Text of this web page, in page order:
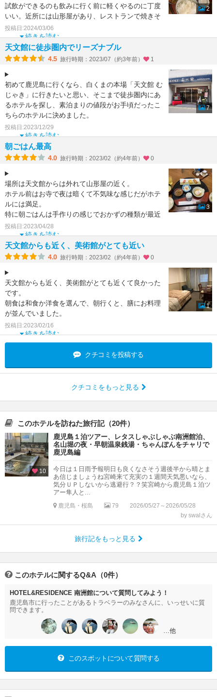
試飲ができるのも飲みに行く前に軽くやるのに丁度
いい。近所には山形屋があり、レストランで焼きそ
ばを食べるのもいい
続きを読む
投稿日:2024/03/06
2
天文館に徒歩圏内でリーズナブル
4.5 旅行時期：2023/07（約3年前） 1
初めて鹿児島に行くなら、白くまの本場「天文館 む
じゃき」に行きたいと思い、そこまで徒歩圏内にあ
るホテルを探し、素泊まりの値段がお手頃だったこ
ちらのホテルに決めました。
ホテルに入ると西郷どん推し
続きを読む
投稿日:2023/12/29
7
朝ごはん最高
4.0 旅行時期：2023/02（約4年前） 0
場所は天文館からは外れて山形屋の近く。
ホテル前はお寺で夜は暗くて不気味な感じだがホテ
ルには満足。
特に朝ごはんは手作りの感じでおかずの種類が最近
のホテル朝食バイキングほど
多くはないがなかなか
続きを読む
投稿日:2023/04/28
3
天文館からも近く、美術館がとても近い
4.0 旅行時期：2023/02（約4年前） 0
天文館からも近く、美術館がとても近くて良かった
です。
朝食は和食か洋食を選んで、朝行くと、膳にお料理
が並んでいました。
ご飯はセルフで、豚しゃぶはシェフが盛ってくれま
す。
お風呂は部屋のバスタブ
続きを読む
投稿日:2023/02/16
1
クチコミを投稿する
クチコミをもっと見る
このホテルを訪ねた旅行記（20件）
10
鹿児島１泊ツアー、レタスしゃぶしゃぶ南洲館泊、
名山堀の夜・早朝温泉銭湯・ちゃんぽんをチャリで
鹿児島編
今日は１日雨予報明日も良くなさそう週後半から晴とま
あ信じましょうね宮崎来て充実の１週間天気悪いなら、
気分ＵＰしないから逃避行？？笑宮崎から鹿児島１泊ツ
アー隼人と...
鹿児島・桜島 79
2026/05/27～2026/05/28
by swalさん
旅行記をもっと見る
このホテルに関するQ&A（0件）
HOTEL&RESIDENCE 南洲館について質問してみよう！
鹿児島市に行ったことがあるトラベラーのみなさんに、いっせいに質
問できます。
…他
このスポットについて質問する